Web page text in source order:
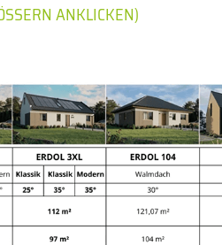
ANKLICKEN)